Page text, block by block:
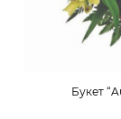
Букет